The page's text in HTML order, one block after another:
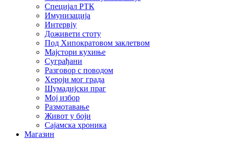
Специјал РТК
Имунизација
Интервју
Доживети стоту
Под Хипократовом заклетвом
Мајстори кухиње
Суграђани
Разговор с поводом
Хероји мог града
Шумадијски праг
Мој избор
Размотавање
Живот у боји
Сајамска хроника
Магазин